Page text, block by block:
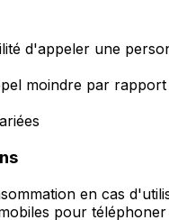
d'appeler une
moindre par
en cas
pour